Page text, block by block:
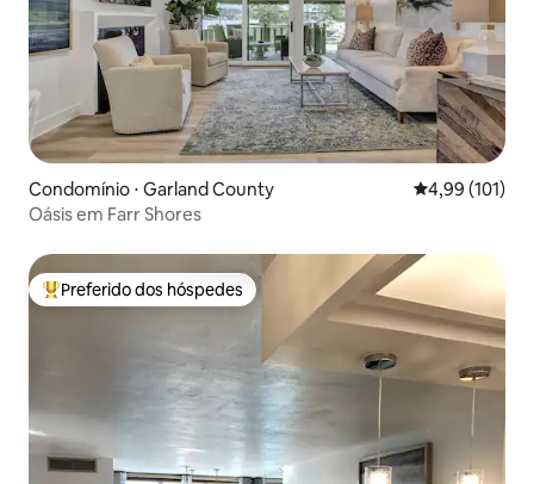
Condomínio ⋅ Garland County 4,99 de uma
4,99 (101)
Oásis em Farr Shores
Entre os melhores preferidos dos hóspedes
Preferido dos hóspedes